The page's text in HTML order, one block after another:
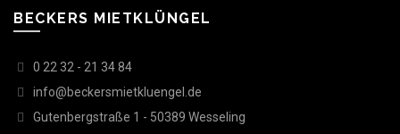
BECKERS MIETKLÜNGEL
0 22 32 - 21 34 84
info@beckersmietkluengel.de
Gutenbergstraße 1 - 50389 Wesseling